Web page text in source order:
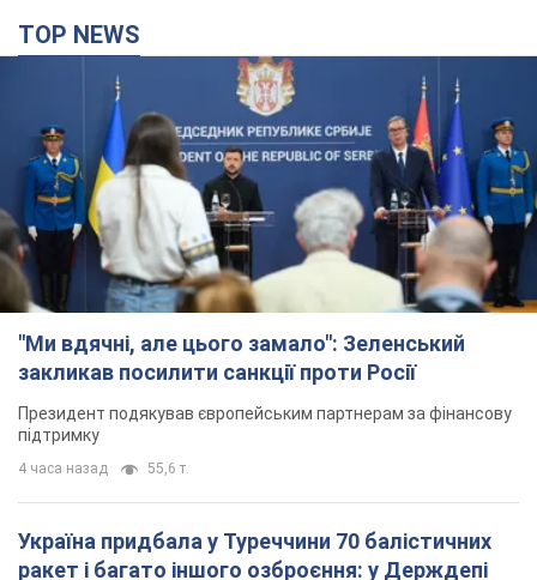
TOP NEWS
"Ми вдячні, але цього замало": Зеленський
закликав посилити санкції проти Росії
Президент подякував європейським партнерам за фінансову
підтримку
4 часа назад 55,6 т.
Україна придбала у Туреччини 70 балістичних
ракет і багато іншого озброєння: у Держдепі